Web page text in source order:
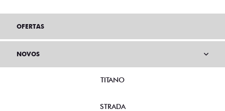
OFERTAS
NOVOS
TITANO
STRADA